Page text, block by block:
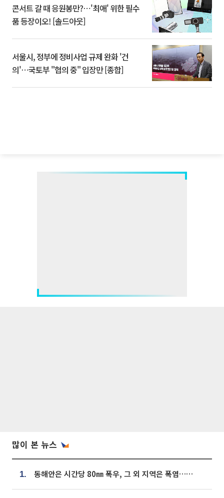
콘서트 갈 때 응원봉만?⋯'최애' 위한 필수
품 등장이오! [솔드아웃]
서울시, 정부에 정비사업 규제 완화 '건
의'⋯국토부 "협의 중" 입장만 [종합]
많이 본 뉴스
1. 동해안은 시간당 80㎜ 폭우, 그 외 지역은 폭염…‘극과 극 날씨’